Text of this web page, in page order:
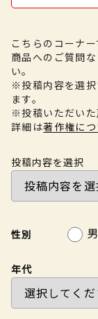
こちらのコーナ
商品へのご質問な
い。
※投稿内容を選択
ます。
※投稿いただいた
詳細は著作権につ
投稿内容を選択
性別
年代